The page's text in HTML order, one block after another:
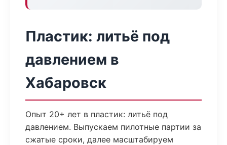
Пластик: литьё под
давлением в
Хабаровск
Опыт 20+ лет в пластик: литьё под
давлением. Выпускаем пилотные партии за
сжатые сроки, далее масштабируем